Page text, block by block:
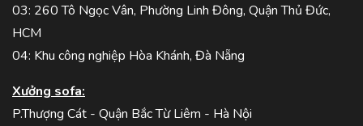
03: 260 Tô Ngọc Vân, Phường Linh Đông, Quận Thủ Đức,
HCM
04: Khu công nghiệp Hòa Khánh, Đà Nẵng
Xưởng sofa:
P.Thượng Cát - Quận Bắc Từ Liêm - Hà Nội